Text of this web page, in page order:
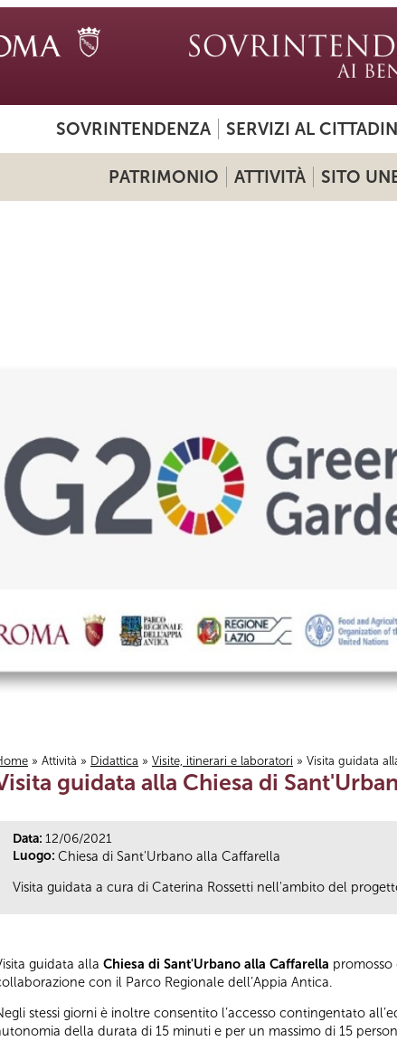
SOVRINTENDENZA SERVIZI AL
PATRIMONIO ATTIVITÀ SITO
sei qui
» Attività » Didattica » Visite, itinerari e laboratori » Visita guidata
guidata alla Chiesa di
Data: 12/06/2021
Luogo: Chiesa di Sant'Urbano alla Caffarella
Visita guidata a cura di Caterina Rossetti nell'ambito del
guidata alla Chiesa di Sant'Urbano alla Caffarella
con il Parco Regionale dell’Appia Antica.
stessi giorni è inoltre consentito l’accesso contingentato
della durata di 15 minuti e per un massimo di 15